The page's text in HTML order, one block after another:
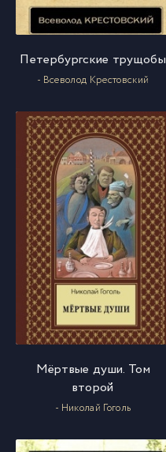
Петербургские трущобы
- Всеволод Крестовский
Мёртвые души. Том
второй
- Николай Гоголь